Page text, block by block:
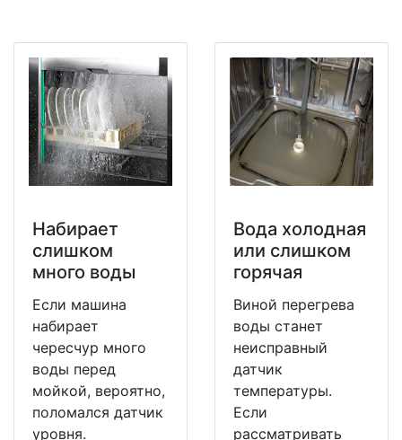
Набирает
слишком
много воды
Если машина
набирает
чересчур много
воды перед
мойкой, вероятно,
поломался датчик
уровня.
Вода холодная
или слишком
горячая
Виной перегрева
воды станет
неисправный
датчик
температуры.
Если
рассматривать